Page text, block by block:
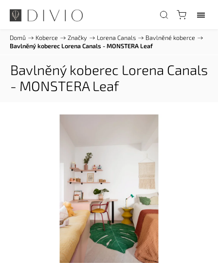
Domů / Koberce / Značky / Lorena Canals / Bavlněné koberce /
Bavlněný koberec Lorena Canals - MONSTERA Leaf
Bavlněný koberec Lorena Canals
- MONSTERA Leaf